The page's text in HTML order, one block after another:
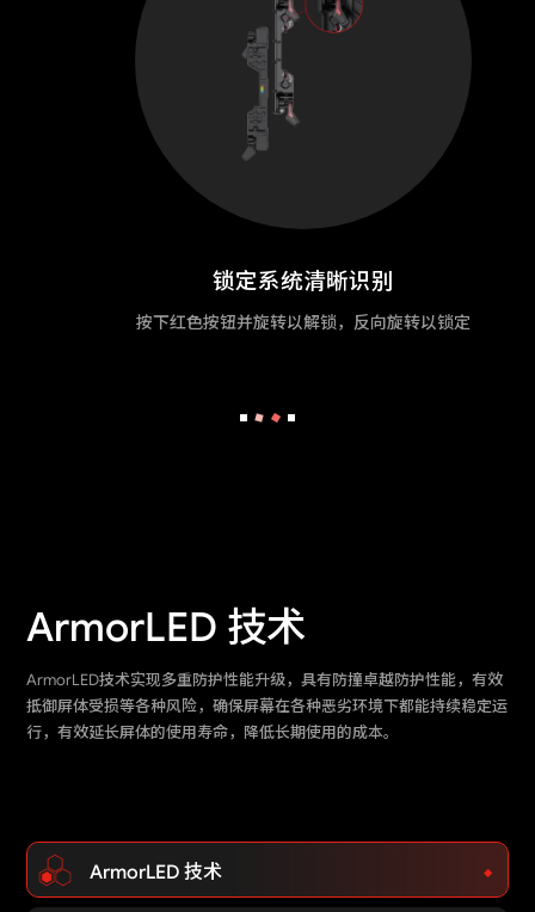
锁定系统清晰识别
按下红色按钮并旋转以解锁，反向旋转以锁定
ArmorLED 技术
ArmorLED技术实现多重防护性能升级，具有防撞卓越防护性能，有效
抵御屏体受损等各种风险，确保屏幕在各种恶劣环境下都能持续稳定运
行，有效延长屏体的使用寿命，降低长期使用的成本。
SolidSkin 硬屏技术
硬屏技术通过一系列精细的制程工艺，对PCB基板及LED单元进行灌胶
封装，形成坚固的结构，有效隔绝外部环境对LED灯珠的侵蚀，大幅提
升灯珠的全面防护性能和长期使用的稳定性。
CBSF 无偏色技术
CBSF技术是视爵光旭研发团队为解决虚拟拍摄中大视角画面偏色问题
而定制开发的解决方案，并推出集成CBSF技术的DB系列、Xmk2系列
产品解决方案，它克服了常规租赁屏在拍摄大视角时存在的偏色、亮度
ArmorLED 技术